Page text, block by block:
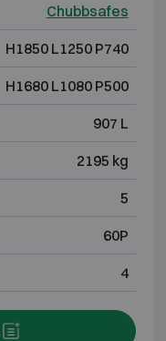
Chubbsafes
H1850 L1250 P740
H1680 L1080 P500
907 L
2195 kg
5
60P
4